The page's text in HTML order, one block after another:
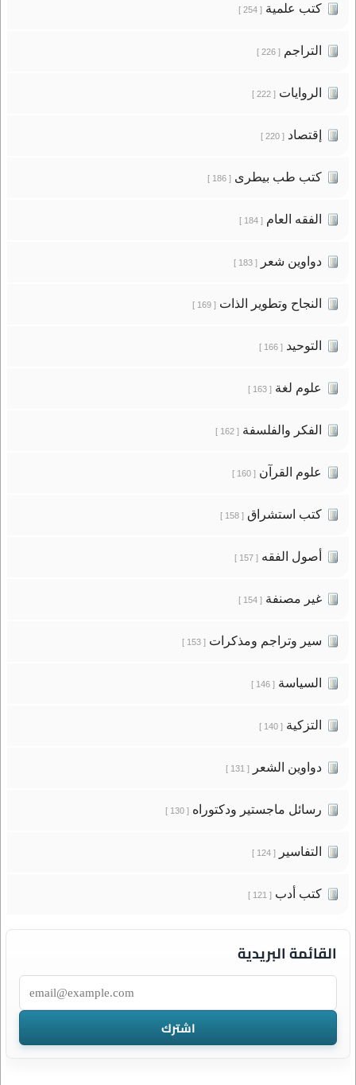
كتب علمية[ 254 ]
التراجم[ 226 ]
الروايات[ 222 ]
إقتصاد[ 220 ]
كتب طب بيطرى[ 186 ]
الفقه العام[ 184 ]
دواوين شعر[ 183 ]
النجاح وتطوير الذات[ 169 ]
التوحيد[ 166 ]
علوم لغة[ 163 ]
الفكر والفلسفة[ 162 ]
علوم القرآن[ 160 ]
كتب استشراق[ 158 ]
أصول الفقه[ 157 ]
غير مصنفة[ 154 ]
سير وتراجم ومذكرات[ 153 ]
السياسة[ 146 ]
التزكية[ 140 ]
دواوين الشعر[ 131 ]
رسائل ماجستير ودكتوراه[ 130 ]
التفاسير[ 124 ]
كتب أدب[ 121 ]
القائمة البريدية